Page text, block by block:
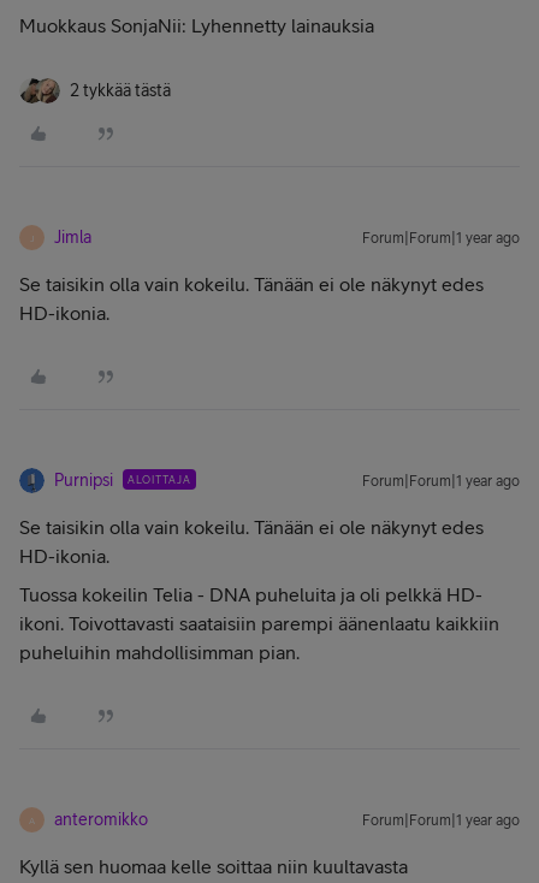
Muokkaus SonjaNii: Lyhennetty lainauksia
2 tykkää tästä
J Jimla Forum|Forum|1 year ago
Se taisikin olla vain kokeilu. Tänään ei ole näkynyt edes
HD-ikonia.
Purnipsi ALOITTAJA Forum|Forum|1 year ago
Se taisikin olla vain kokeilu. Tänään ei ole näkynyt edes
HD-ikonia.
Tuossa kokeilin Telia - DNA puheluita ja oli pelkkä HD-
ikoni. Toivottavasti saataisiin parempi äänenlaatu kaikkiin
puheluihin mahdollisimman pian.
A anteromikko Forum|Forum|1 year ago
Kyllä sen huomaa kelle soittaa niin kuultavasta